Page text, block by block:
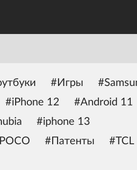
#Игры
#iPhone 12
#Android 11
#iphone 13
#Патенты
#TCL